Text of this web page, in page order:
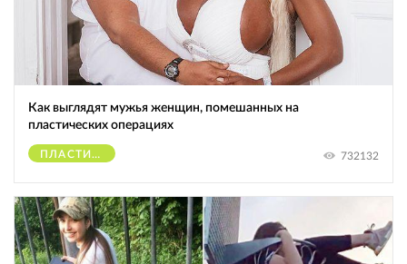
Как выглядят мужья женщин, помешанных на
пластических операциях
ПЛАСТИЧЕСКИЕ ОПЕРАЦИИ 732132